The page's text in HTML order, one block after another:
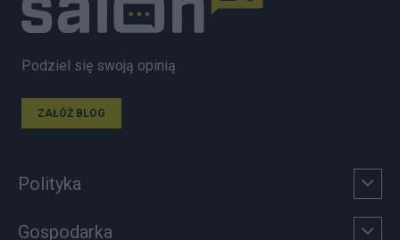
Podziel się swoją opinią
ZAŁÓŻ BLOG
Polityka
Gospodarka